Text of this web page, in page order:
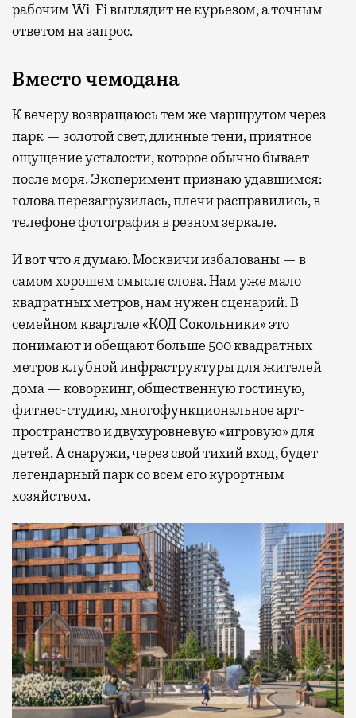
рабочим Wi-Fi выглядит не курьезом, а точным
ответом на запрос.
Вместо чемодана
К вечеру возвращаюсь тем же маршрутом через
парк — золотой свет, длинные тени, приятное
ощущение усталости, которое обычно бывает
после моря. Эксперимент признаю удавшимся:
голова перезагрузилась, плечи расправились, в
телефоне фотография в резном зеркале.
И вот что я думаю. Москвичи избалованы — в
самом хорошем смысле слова. Нам уже мало
квадратных метров, нам нужен сценарий. В
семейном квартале«КОД Сокольники»это
понимают и обещают больше 500 квадратных
метров клубной инфраструктуры для жителей
дома — коворкинг, общественную гостиную,
фитнес-студию, многофункциональное арт-
пространство и двухуровневую «игровую» для
детей. А снаружи, через свой тихий вход, будет
легендарный парк со всем его курортным
хозяйством.